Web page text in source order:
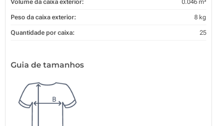
Volume da caixa exterior: 0.046 m³
Peso da caixa exterior: 8 kg
Quantidade por caixa: 25
Guia de tamanhos